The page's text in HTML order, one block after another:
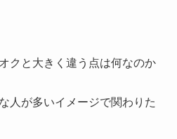
クと大きく違う点は何なのか
人が多いイメージで関わりた